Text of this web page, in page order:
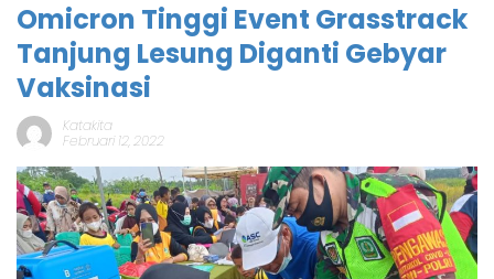
Omicron Tinggi Event Grasstrack
Tanjung Lesung Diganti Gebyar
Vaksinasi
Katakita
Februari 12, 2022